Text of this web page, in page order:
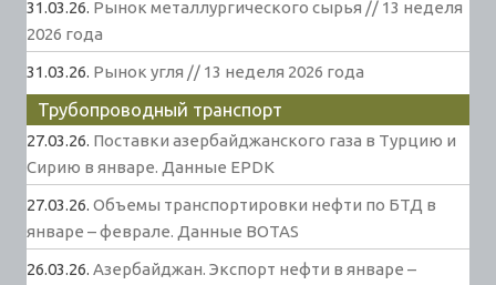
31.03.26. Рынок металлургического сырья // 13 неделя
2026 года
31.03.26. Рынок угля // 13 неделя 2026 года
Трубопроводный транспорт
27.03.26. Поставки азербайджанского газа в Турцию и
Сирию в январе. Данные EPDK
27.03.26. Объемы транспортировки нефти по БТД в
январе – феврале. Данные BOTAS
26.03.26. Азербайджан. Экспорт нефти в январе –